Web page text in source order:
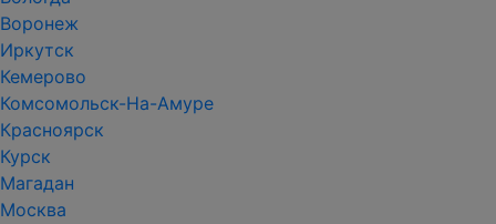
Воронеж
Иркутск
Кемерово
Комсомольск-На-Амуре
Красноярск
Курск
Магадан
Москва